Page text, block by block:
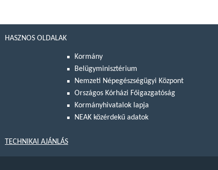
HASZNOS OLDALAK
Kormány
Belügyminisztérium
Nemzeti Népegészségügyi Központ
Országos Kórházi Főigazgatóság
Kormányhivatalok lapja
NEAK közérdekű adatok
TECHNIKAI AJÁNLÁS